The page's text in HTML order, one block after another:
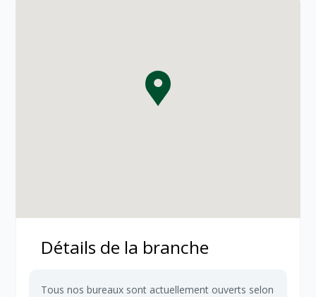
Détails de la branche
Tous nos bureaux sont actuellement ouverts selon